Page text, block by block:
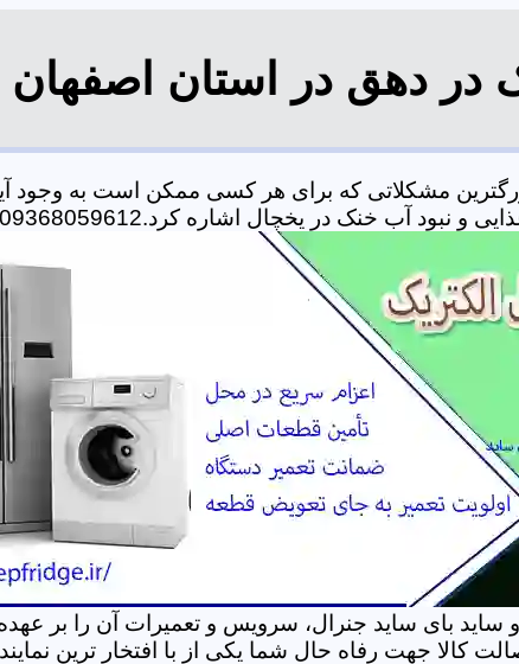
در دهق در استان اصفهان
مشکلاتی که برای هر کسی ممکن است به وجود
یخچال اشاره کرد.09368059612-خانم گلزاری
بای ساید جنرال، سرویس و تعمیرات آن را بر عهده
کالا جهت رفاه حال شما یکی از با افتخار ترین